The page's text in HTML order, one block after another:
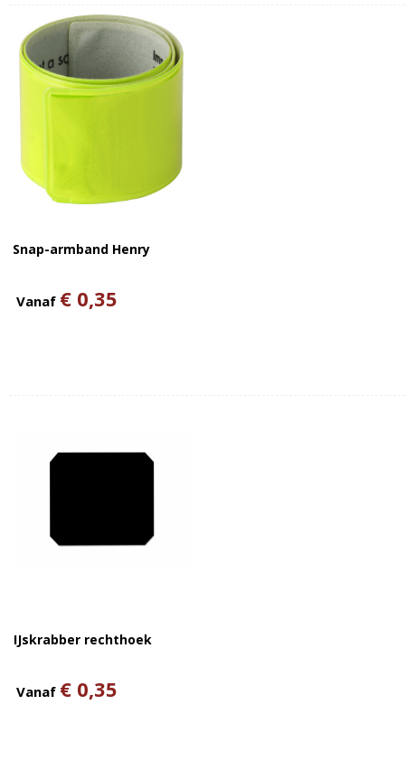
Snap-armband Henry
Vanaf € 0,35
IJskrabber rechthoek
Vanaf € 0,35